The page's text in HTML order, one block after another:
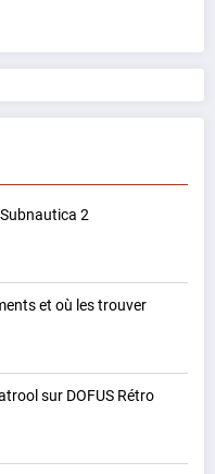
2
et où les trouver
sur DOFUS Rétro